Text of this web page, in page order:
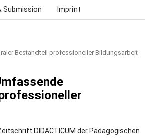
Submission Imprint
Bestandteil professioneller Bildungsarbeit
DIDACTICUM der Pädagogischen